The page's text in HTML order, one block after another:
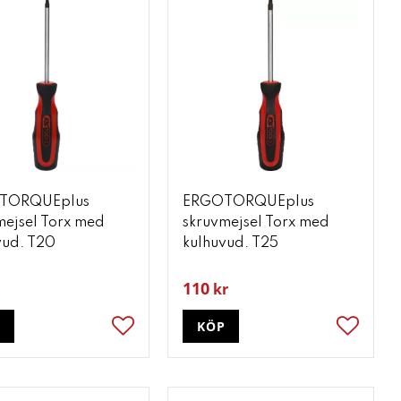
Torx med
T20
Lägg till i favoriter
ERGOTORQUEplus
skruvmejsel Torx med
kulhuvud. T25
110 kr
Lägg
KÖP